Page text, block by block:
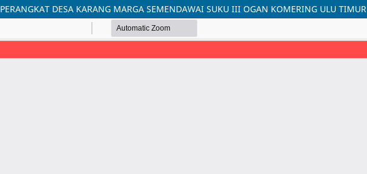
DESA KARANG MARGA SEMENDAWAI SUKU III OGAN KOMERING ULU TIMUR